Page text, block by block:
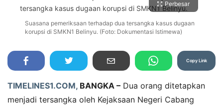
Perbesar
Suasana pemeriksaan terhadap dua tersangka kasus dugaan
korupsi di SMKN1 Belinyu. (Foto: Dokumentasi Istimewa)
Copy Link
TIMELINES1.COM, BANGKA – Dua orang ditetapkan
menjadi tersangka oleh Kejaksaan Negeri Cabang